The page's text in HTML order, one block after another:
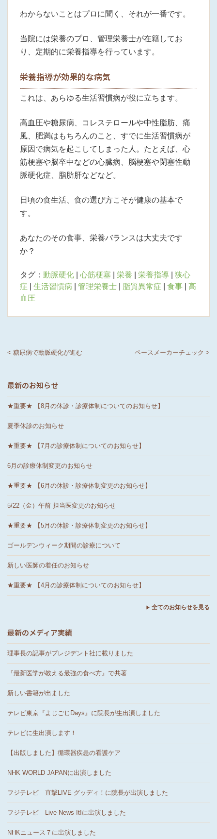
わからないことはプロに聞く、それが一番です。
当院には栄養のプロ、管理栄養士が在籍してお
り、定期的に栄養指導を行っています。
栄養指導が効果的な病気
これは、あらゆる生活習慣病が役に立ちます。
高血圧や糖尿病、コレステロールや中性脂肪、痛
風、肥満はもちろんのこと、すでに生活習慣病が
原因で病気を起こしてしまった人。たとえば、心
筋梗塞や脳卒中などの心臓病、脳梗塞や閉塞性動
脈硬化症、脂肪肝などなど。
日頃の食生活、食の選び方こそが健康の基本で
す。
あなたのその食事、栄養バランスは大丈夫です
か？
タグ： 動脈硬化 心筋梗塞 栄養 栄養指導
狭心
症
生活習慣病 管理栄養士 脂質異常症 食事
高
血圧
< 糖尿病で動脈硬化が進む ペースメーカーチェック >
最新のお知らせ
★重要★ 【8月の休診・診療体制についてのお知らせ】
夏季休診のお知らせ
★重要★ 【7月の診療体制についてのお知らせ】
6月の診療体制変更のお知らせ
★重要★ 【6月の休診・診療体制変更のお知らせ】
5/22（金）午前 担当医変更のお知らせ
★重要★ 【5月の休診・診療体制変更のお知らせ】
ゴールデンウィーク期間の診療について
新しい医師の着任のお知らせ
★重要★ 【4月の診療体制についてのお知らせ】
全てのお知らせを見る
最新のメディア実績
理事長の記事がプレジデント社に載りました
『最新医学が教える最強の食べ方』で共著
新しい書籍が出ました
テレビ東京『よじごじDays』に院長が生出演しました
テレビに生出演します！
【出版しました】循環器疾患の看護ケア
NHK WORLD JAPANに出演しました
フジテレビ 直撃LIVE グッディ！に院長が出演しました
フジテレビ Live News It!に出演しました
NHKニュース７に出演しました